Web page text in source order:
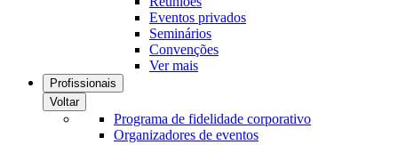
Eventos privados
Seminários
Convenções
Ver mais
Profissionais
Voltar
Programa de fidelidade corporativo
Organizadores de eventos